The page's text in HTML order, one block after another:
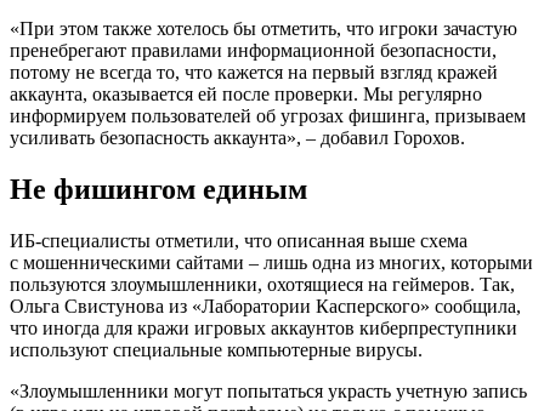
«При этом также хотелось бы отметить, что игроки зачастую
пренебрегают правилами информационной безопасности,
потому не всегда то, что кажется на первый взгляд кражей
аккаунта, оказывается ей после проверки. Мы регулярно
информируем пользователей об угрозах фишинга, призываем
усиливать безопасность аккаунта», – добавил Горохов.
Не фишингом единым
ИБ-специалисты отметили, что описанная выше схема
с мошенническими сайтами – лишь одна из многих, которыми
пользуются злоумышленники, охотящиеся на геймеров. Так,
Ольга Свистунова из «Лаборатории Касперского» сообщила,
что иногда для кражи игровых аккаунтов киберпреступники
используют специальные компьютерные вирусы.
«Злоумышленники могут попытаться украсть учетную запись